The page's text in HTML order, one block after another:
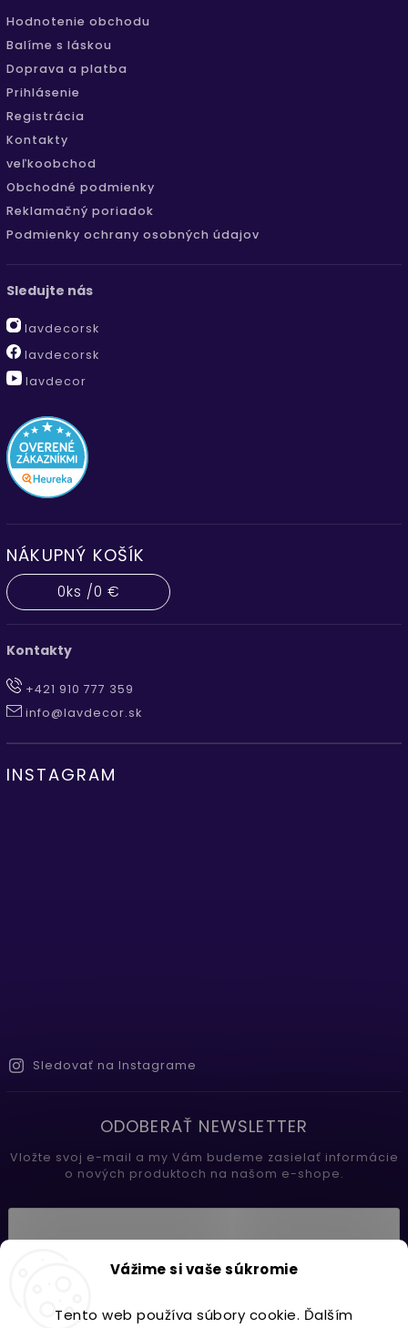
Vážime si vaše súkromie
Tento web používa súbory cookie. Ďalším
Hodnotenie obchodu
Balíme s láskou
Doprava a platba
Prihlásenie
Registrácia
Kontakty
veľkoobchod
Obchodné podmienky
Reklamačný poriadok
Podmienky ochrany osobných údajov
Sledujte nás
lavdecorsk
lavdecorsk
lavdecor
NÁKUPNÝ KOŠÍK
0ks /0 €
Kontakty
+421 910 777 359
info@lavdecor.sk
INSTAGRAM
Sledovať na Instagrame
ODOBERAŤ NEWSLETTER
Vložte svoj e-mail a my Vám budeme zasielať informácie
o nových produktoch na našom e-shope.
Prihlásiť sa